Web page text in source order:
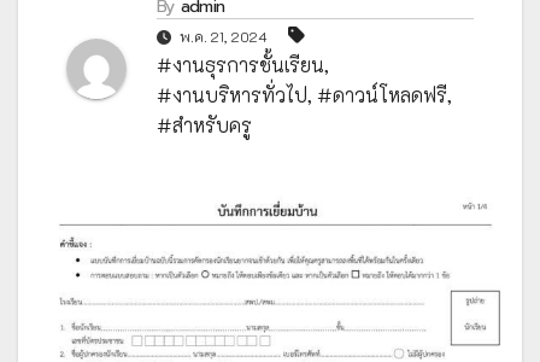
By admin
พ.ค. 21, 2024
#งานธุรการชั้นเรียน,
#งานบริหารทั่วไป, #ดาวน์โหลดฟรี,
#สำหรับครู